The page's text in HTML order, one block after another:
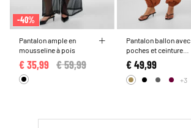
-40%
Pantalon ample en
mousseline à pois
Price reduced from
€ 59,99
€ 35,99
Pantalon ballon avec
poches et ceinture
élastique
€ 49,99
+3